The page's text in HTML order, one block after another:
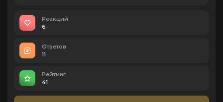
Реакций
6
Ответов
11
Рейтинг
41